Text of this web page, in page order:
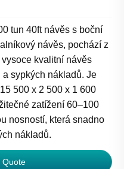
tun 40ft návěs s boční
návěs, pochází z
kvalitní návěs
sypkých nákladů. Je
500 x 2 500 x 1 600
zatížení 60–100
nosností, která snadno
nákladů.
Quote